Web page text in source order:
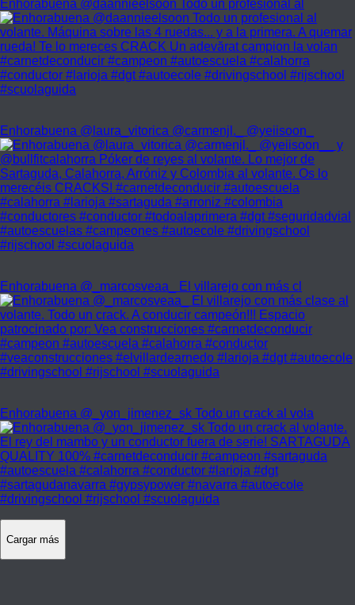
Enhorabuena @daannieelsoon Todo un profesional al
Enhorabuena @laura_vitorica @carmenjl._ @yeiisoon_
Enhorabuena @_marcosveaa_ El villarejo con más cl
Enhorabuena @_yon_jimenez_sk Todo un crack al vola
Cargar más